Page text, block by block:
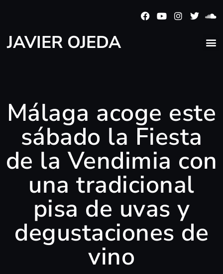
JAVIER OJEDA
Málaga acoge este
sábado la Fiesta
de la Vendimia con
una tradicional
pisa de uvas y
degustaciones de
vino